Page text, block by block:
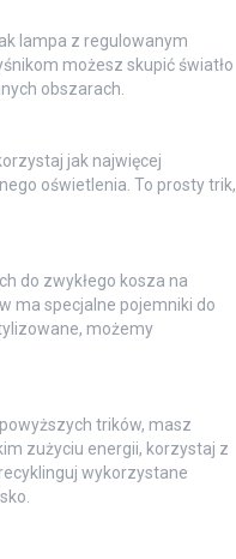
lampa z regulowanym
możesz skupić światło
obszarach.
jak najwięcej
oświetlenia. To prosty trik,
do zwykłego kosza na
ma specjalne pojemniki do
możemy
trików, masz
zużyciu energii, korzystaj z
wykorzystane